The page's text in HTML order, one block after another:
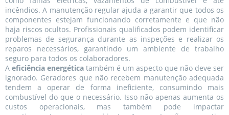
incêndios. A manutenção regular ajuda a garantir que todos os
componentes estejam funcionando corretamente e que não
haja riscos ocultos. Profissionais qualificados podem identificar
problemas de segurança durante as inspeções e realizar os
reparos necessários, garantindo um ambiente de trabalho
seguro para todos os colaboradores.
A eficiência energética também é um aspecto que não deve ser
ignorado. Geradores que não recebem manutenção adequada
tendem a operar de forma ineficiente, consumindo mais
combustível do que o necessário. Isso não apenas aumenta os
custos operacionais, mas também pode impactar